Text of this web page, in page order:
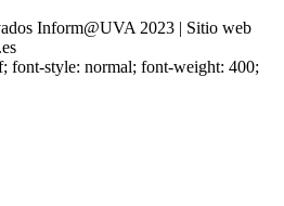
Inform@UVA 2023 | Sitio web
font-style: normal; font-weight: 400;